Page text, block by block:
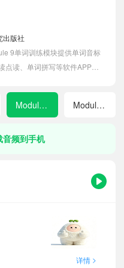
出版社
9单词训练模块提供单词音标
读、单词拼写等软件APP功
Module 9 Module 10
音频到手机
详情 >